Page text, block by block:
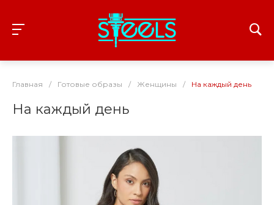
Главная / Готовые образы / Женщины / На каждый день
На каждый день